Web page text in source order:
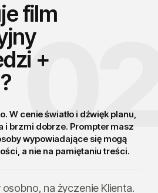
film
+
W cenie światło i dźwięk planu,
i brzmi dobrze. Prompter masz
wypowiadające się mogą
a nie na pamiętaniu treści.
na życzenie Klienta.